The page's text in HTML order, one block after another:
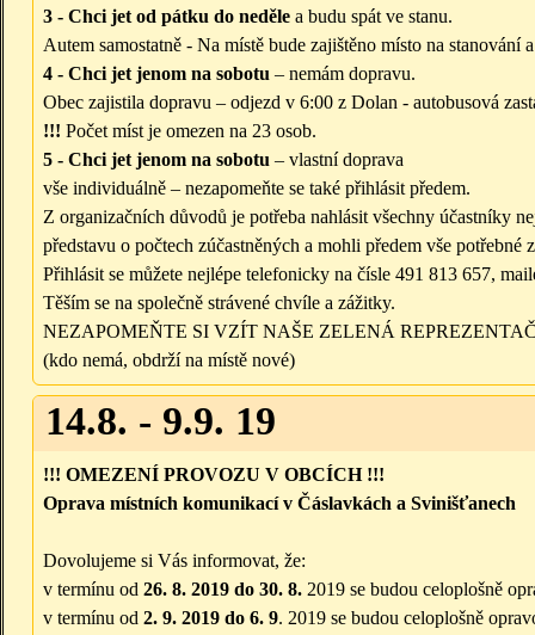
3 - Chci jet od pátku do neděle a budu spát ve stanu.
Autem samostatně - Na místě bude zajištěno místo na stanování
4 - Chci jet jenom na sobotu – nemám dopravu.
Obec zajistila dopravu – odjezd v 6:00 z Dolan - autobusová
!!! Počet míst je omezen na 23 osob.
5 - Chci jet jenom na sobotu – vlastní doprava
vše individuálně – nezapomeňte se také přihlásit předem.
Z organizačních důvodů je potřeba nahlásit všechny účastníky
představu o počtech zúčastněných a mohli předem vše potřebné
Přihlásit se můžete nejlépe telefonicky na čísle 491 813 657,
Těším se na společně strávené chvíle a zážitky.
NEZAPOMEŇTE SI VZÍT NAŠE ZELENÁ
(kdo nemá, obdrží na místě nové)
14.8. - 9.9. 19
!!! OMEZENÍ PROVOZU V OBCÍCH !!!
Oprava místních komunikací v Čáslavkách a Svinišťanech
Dovolujeme si Vás informovat, že:
v termínu od 26. 8. 2019 do 30. 8. 2019 se budou celoplošně
v termínu od 2. 9. 2019 do 6. 9. 2019 se budou celoplošně